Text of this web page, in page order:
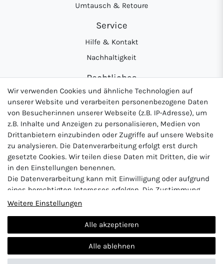
Umtausch & Retoure
Service
Hilfe & Kontakt
Nachhaltigkeit
Rechtliches
AGB
Datenschutzerklärung
Widerrufsrecht
Impressum
Logo von DHL für Paketversand
Logo von Zahlung per
Vertrag widerrufen
Wir verwenden Cookies und ähnliche Technologien auf
unserer Website und verarbeiten personenbezogene Daten
von Besucher:innen unserer Webseite (z.B. IP-Adresse), um
z.B. Inhalte und Anzeigen zu personalisieren, Medien von
Drittanbietern einzubinden oder Zugriffe auf unsere Website
zu analysieren. Die Datenverarbeitung erfolgt erst durch
gesetzte Cookies. Wir teilen diese Daten mit Dritten, die wir
in den Einstellungen benennen.
Die Datenverarbeitung kann mit Einwilligung oder aufgrund
eines berechtigten Interesses erfolgen. Die Zustimmung
kann erteilt oder abgelehnt werden. Es besteht das Recht,
Zeitpunkt zu ändern oder zu widerrufen. Beachten Sie unser
Impressumund weitere Hinweise zur Verwendung
personenbezogener Daten in unserer
Weitere Einstellungen
Alle akzeptieren
Alle ablehnen